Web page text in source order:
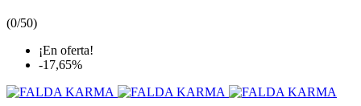
(0/50)
¡En oferta!
-17,65%